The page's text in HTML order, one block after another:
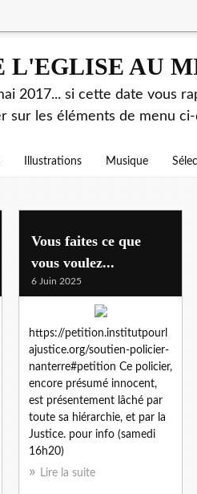
L'EGLISE AU
2017... si cette date vous
sur les éléments de menu
Illustrations Musique
Vous faites ce que
vous voulez...
6 Juin 2025
https://petition.institutpourl
ajustice.org/soutien-policier-
nanterre#petition Ce policier,
encore présumé innocent,
est présentement lâché par
toute sa hiérarchie, et par la
Justice. pour info (samedi
16h20)
Lire la suite